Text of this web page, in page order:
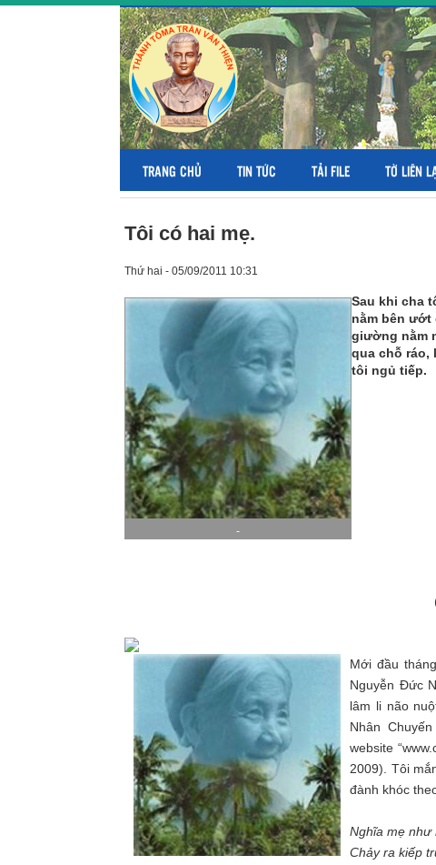
TRANG CHỦ TIN TỨC TẢI FILE TỜ LIÊN
Tôi có hai mẹ.
Thứ hai - 05/09/2011 10:31
-
Sau khi cha
nằm bên ướt
giường nằm
qua chỗ ráo,
tôi ngủ tiếp.
Mới đầu
Nguyễn Đức
lâm li não
Nhân
website
2009). Tôi
đành khóc
Nghĩa mẹ như
Chảy ra kiếp